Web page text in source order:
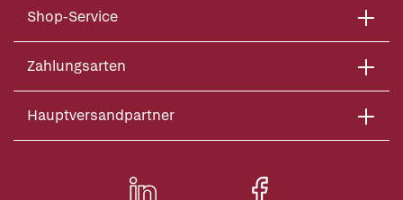
Shop-Service
Zahlungsarten
Hauptversandpartner